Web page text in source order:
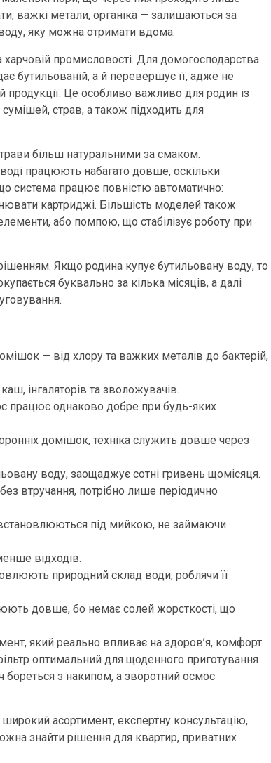
важкі метали, органіка — залишаються за
яку можна отримати вдома.
промисловості. Для домогосподарства
бутильованій, а й перевершує її, адже не
продукції. Це особливо важливо для родин із
страв, а також підходить для
більш натуральними за смаком.
працюють набагато довше, оскільки
система працює повністю автоматично:
картриджі. Більшість моделей також
або помпою, що стабілізує роботу при
Якщо родина купує бутильовану воду, то
буквально за кілька місяців, а далі
— від хлору та важких металів до бактерій,
інгаляторів та зволожувачів.
працює однаково добре при будь-яких
домішок, техніка служить довше через
воду, заощаджує сотні гривень щомісяця.
втручання, потрібно лише періодично
під мийкою, не займаючи
відходів.
природний склад води, роблячи її
довше, бо немає солей жорсткості, що
який реально впливає на здоров’я, комфорт
оптимальний для щоденного приготування
бореться з накипом, а зворотний осмос
асортимент, експертну консультацію,
знайти рішення для квартир, приватних